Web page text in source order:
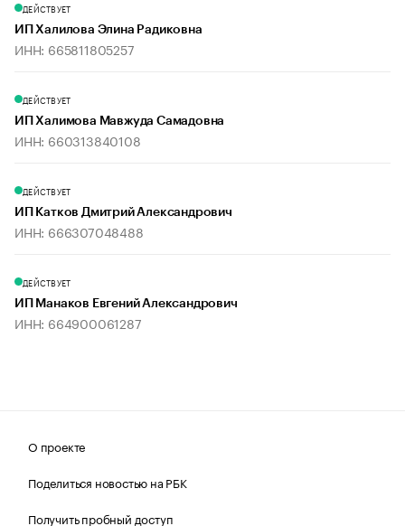
ДЕЙСТВУЕТ
ИП Халилова Элина Радиковна
ИНН: 665811805257
ДЕЙСТВУЕТ
ИП Халимова Мавжуда Самадовна
ИНН: 660313840108
ДЕЙСТВУЕТ
ИП Катков Дмитрий Александрович
ИНН: 666307048488
ДЕЙСТВУЕТ
ИП Манаков Евгений Александрович
ИНН: 664900061287
О проекте
Поделиться новостью на РБК
Получить пробный доступ